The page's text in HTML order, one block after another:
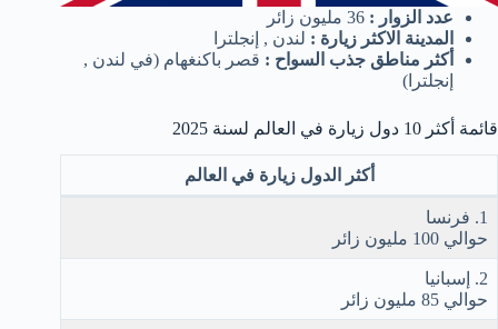
عدد الزوار :
المدينة الاكثر زيارة : لندن , إنجلترا
أكثر مناطق جذب السواح : قصر باكنغهام (في لندن ,
إنجلترا)
قائمة أكثر 10 دول زيارة في العالم لسنة 2025
أكثر الدول زيارة في العالم
1. فرنسا
حوالي 100 مليون زائر
2. إسبانيا
حوالي 85 مليون زائر